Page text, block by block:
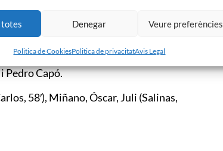
totes Denegar Veure preferències
Politica de CookiesPolitica de privacitatAvis Legal
un equip molt poderós físicament i
Aleix Coch, Pol Moreno (Migue García,
Pedro Capó.
58′), Miñano, Óscar, Juli (Salinas,